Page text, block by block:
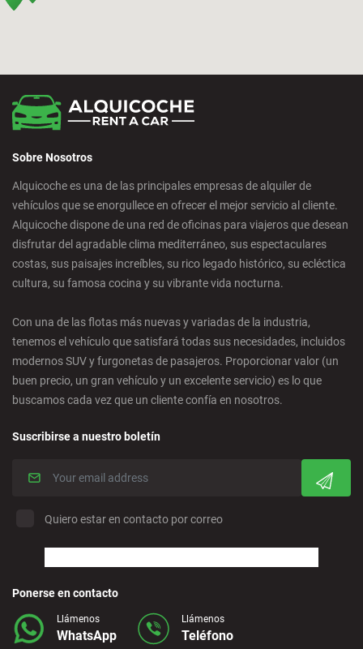
Calpe - Ciudad
Castelldefels - Ciudad
Castellon - Ciudad
Castro Urdiales - Ciudad
Córdoba - Ciudad
Corralejo - Fuerteventura
Marbella - Estepona
Finestrat - Playa
Fuerteventura - Aeropuerto
Sobre Nosotros
Alquicoche es una de las principales empresas de alquiler de
vehículos que se enorgullece en ofrecer el mejor servicio al cliente.
Alquicoche dispone de una red de oficinas para viajeros que desean
disfrutar del agradable clima mediterráneo, sus espectaculares
costas, sus paisajes increíbles, su rico legado histórico, su ecléctica
cultura, su famosa cocina y su vibrante vida nocturna.
Con una de las flotas más nuevas y variadas de la industria,
tenemos el vehículo que satisfará todas sus necesidades, incluidos
modernos SUV y furgonetas de pasajeros. Proporcionar valor (un
buen precio, un gran vehículo y un excelente servicio) es lo que
buscamos cada vez que un cliente confía en nosotros.
Suscribirse a nuestro boletín
Quiero estar en contacto por correo
Ponerse en contacto
Llámenos
WhatsApp
Llámenos
Teléfono